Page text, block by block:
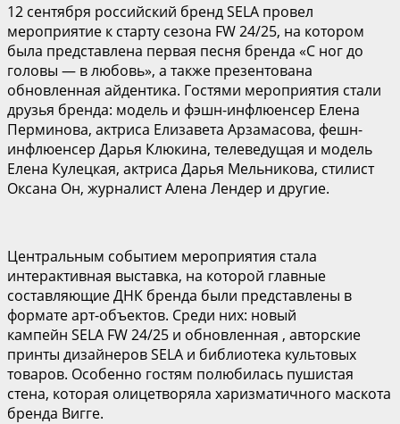
12 сентября российский бренд SELA провел
мероприятие к старту сезона FW 24/25, на котором
была представлена первая песня бренда «С ног до
головы — в любовь», а также презентована
обновленная айдентика. Гостями мероприятия стали
друзья бренда: модель и фэшн-инфлюенсер Елена
Перминова, актриса Елизавета Арзамасова, фешн-
инфлюенсер Дарья Клюкина, телеведущая и модель
Елена Кулецкая, актриса Дарья Мельникова, стилист
Оксана Он, журналист Алена Лендер и другие.
Центральным событием мероприятия стала
интерактивная выставка, на которой главные
составляющие ДНК бренда были представлены в
формате арт-объектов. Среди них: новый
кампейн SELA FW 24/25 и обновленная , авторские
принты дизайнеров SELA и библиотека культовых
товаров. Особенно гостям полюбилась пушистая
стена, которая олицетворяла харизматичного маскота
бренда Вигге.